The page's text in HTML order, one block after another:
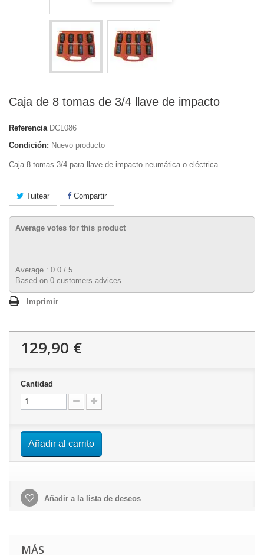
Caja de 8 tomas de 3/4 llave de impacto
Referencia DCL086
Condición: Nuevo producto
Caja 8 tomas 3/4 para llave de impacto neumática o eléctrica
Tuitear Compartir
Average votes for this product
Average : 0.0 / 5
Based on 0 customers advices.
Imprimir
129,90 €
Cantidad
Añadir al carrito
Añadir a la lista de deseos
MÁS